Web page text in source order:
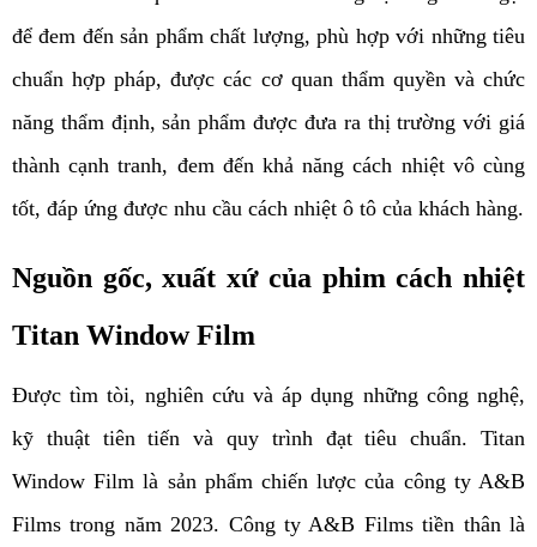
để đem đến sản phẩm chất lượng, phù hợp với những tiêu
chuẩn hợp pháp, được các cơ quan thẩm quyền và chức
năng thẩm định, sản phẩm được đưa ra thị trường với giá
thành cạnh tranh, đem đến khả năng cách nhiệt vô cùng
tốt, đáp ứng được nhu cầu cách nhiệt ô tô của khách hàng.
Nguồn gốc, xuất xứ của phim cách nhiệt
Titan Window Film
Được tìm tòi, nghiên cứu và áp dụng những công nghệ,
kỹ thuật tiên tiến và quy trình đạt tiêu chuẩn. Titan
Window Film là sản phẩm chiến lược của công ty A&B
Films trong năm 2023. Công ty A&B Films tiền thân là